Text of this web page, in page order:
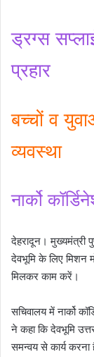
ड्रग्स
प्रहार
बच्चों व
व्यवस्था
नार्को
देहरादून। मुख्यमंत्री
देवभूमि के लिए मिशन
मिलकर काम करें।
सचिवालय में नार्को
ने कहा कि देवभूमि
समन्वय से कार्य करना